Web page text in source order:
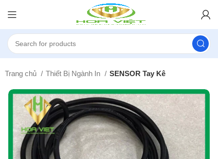
Trang chủ Thiết Bị Ngành In SENSOR Tay Kê